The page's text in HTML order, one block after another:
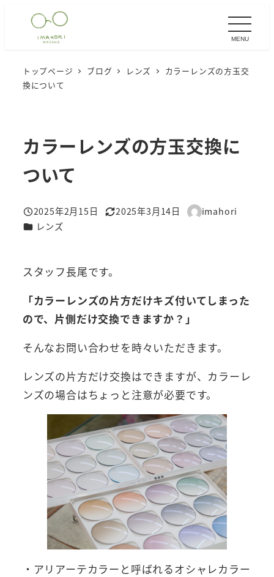
MENU
トップページ ブログ レンズ
カラーレンズの方玉交
換について
カラーレンズの方玉交換に
ついて
投稿日
2025年2月15日
更新日
2025年3月14日
著
imahori
カテゴリー
レンズ
スタッフ長尾です。
「カラーレンズの片方だけキズ付いてしまった
ので、片側だけ交換できますか？」
そんなお問い合わせを時々いただきます。
レンズの片方だけ交換はできますが、カラーレ
ンズの場合はちょっと注意が必要です。
・アリアーテカラーと呼ばれるオシャレカラー